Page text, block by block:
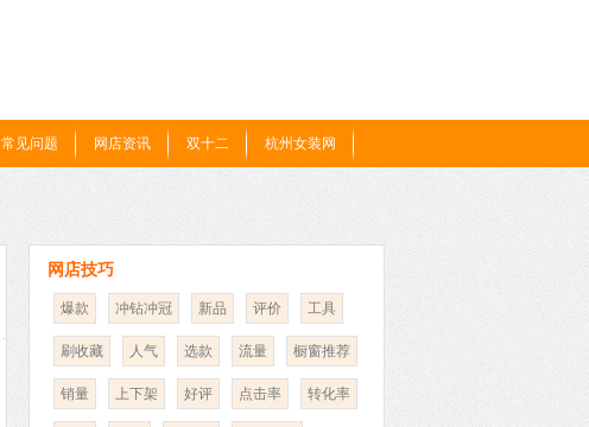
常见问题 网店资讯 双十二 杭州女装网
网店技巧
爆款 冲钻冲冠 新品 评价 工具
刷收藏 人气 选款 流量 橱窗推荐
销量 上下架 好评 点击率 转化率